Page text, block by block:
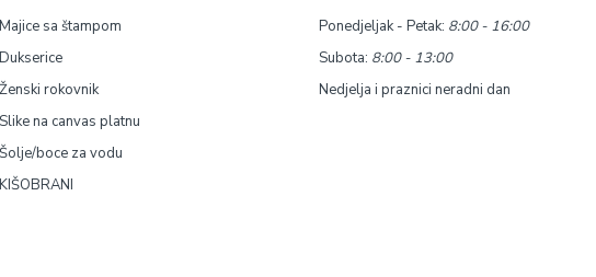
Majice sa štampom
Dukserice
Ženski rokovnik
Slike na canvas platnu
Šolje/boce za vodu
KIŠOBRANI
Ponedjeljak - Petak: 8:00 - 16:00
Subota: 8:00 - 13:00
Nedjelja i praznici neradni dan